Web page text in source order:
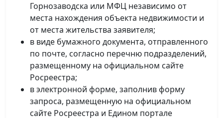
Горнозаводска или МФЦ независимо от
места нахождения объекта недвижимости и
от места жительства заявителя;
в виде бумажного документа, отправленного
по почте, согласно перечню подразделений,
размещенному на официальном сайте
Росреестра;
в электронной форме, заполнив форму
запроса, размещенную на официальном
сайте Росреестра и Едином портале